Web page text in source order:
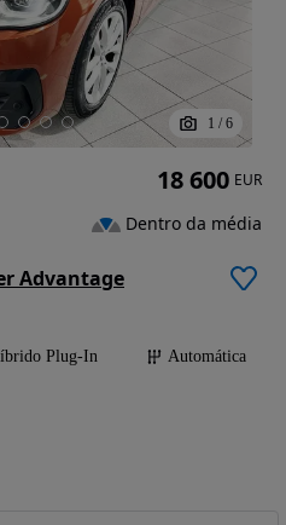
1 / 6
Advantage
Plug-In
Automática
18 600 EUR
Dentro da média